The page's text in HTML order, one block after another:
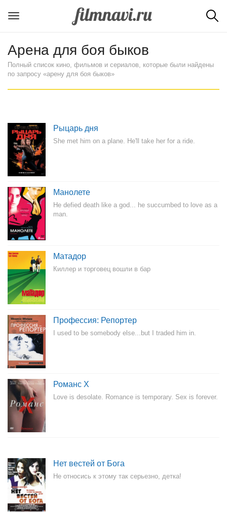
Арена для боя быков
Полный список кино, фильмов и сериалов, которые были найдены
по запросу «арену для боя быков»
Рыцарь дня
She met him on a plane. He'll take her for a ride.
Манолете
He defied death like a god... he succumbed to love as a
man.
Матадор
Киллер и торговец вошли в бар
Профессия: Репортер
I used to be somebody else...but I traded him in.
Романс Х
Love is desolate. Romance is temporary. Sex is forever.
Нет вестей от Бога
Не относись к этому так серьезно, детка!